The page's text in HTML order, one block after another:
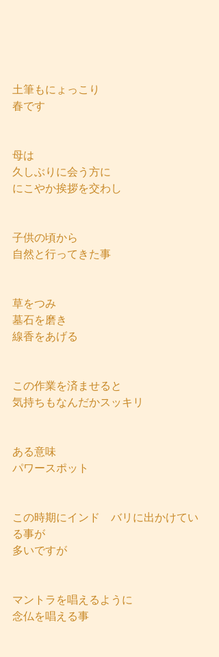
土筆もにょっこり
春です
母は
久しぶりに会う方に
にこやか挨拶を交わし
子供の頃から
自然と行ってきた事
草をつみ
墓石を磨き
線香をあげる
この作業を済ませると
気持ちもなんだかスッキリ
ある意味
パワースポット
この時期にインド　バリに出かけてい
る事が
多いですが
マントラを唱えるように
念仏を唱える事